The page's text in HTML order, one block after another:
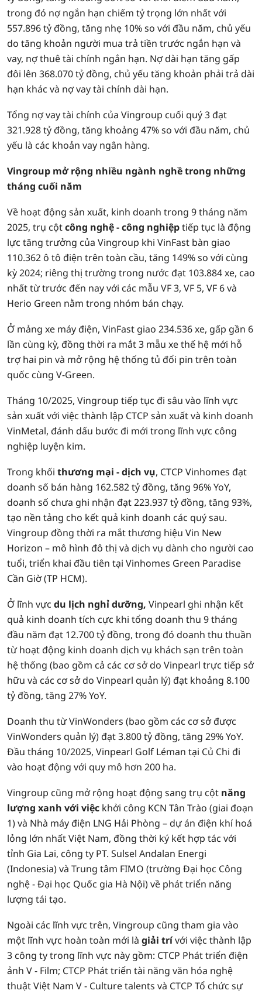
trong đó nợ ngắn hạn chiếm tỷ trọng lớn nhất với
557.896 tỷ đồng, tăng nhẹ 10% so với đầu năm, chủ yếu
do tăng khoản người mua trả tiền trước ngắn hạn và
vay, nợ thuê tài chính ngắn hạn. Nợ dài hạn tăng gấp
đôi lên 368.070 tỷ đồng, chủ yếu tăng khoản phải trả dài
hạn khác và nợ vay tài chính dài hạn.
Tổng nợ vay tài chính của Vingroup cuối quý 3 đạt
321.928 tỷ đồng, tăng khoảng 47% so với đầu năm, chủ
yếu là các khoản vay ngân hàng.
Vingroup mở rộng nhiều ngành nghề trong những
tháng cuối năm
Về hoạt động sản xuất, kinh doanh trong 9 tháng năm
2025, trụ cộtcông nghệ - công nghiệptiếp tục là động
lực tăng trưởng của Vingroup khi VinFast bàn giao
110.362 ô tô điện trên toàn cầu, tăng 149% so với cùng
kỳ 2024; riêng thị trường trong nước đạt 103.884 xe, cao
nhất từ trước đến nay với các mẫu VF 3, VF 5, VF 6 và
Herio Green nằm trong nhóm bán chạy.
Ở mảng xe máy điện, VinFast giao 234.536 xe, gấp gần 6
lần cùng kỳ, đồng thời ra mắt 3 mẫu xe thế hệ mới hỗ
trợ hai pin và mở rộng hệ thống tủ đổi pin trên toàn
quốc cùng V-Green.
Tháng 10/2025, Vingroup tiếp tục đi sâu vào lĩnh vực
sản xuất với việc thành lập CTCP sản xuất và kinh doanh
VinMetal, đánh dấu bước đi mới trong lĩnh vực công
nghiệp luyện kim.
Trong khối thương mại - dịch vụ, CTCP Vinhomes đạt
doanh số bán hàng 162.582 tỷ đồng, tăng 96% YoY,
doanh số chưa ghi nhận đạt 223.937 tỷ đồng, tăng 93%,
tạo nền tảng cho kết quả kinh doanh các quý sau.
Vingroup đồng thời ra mắt thương hiệu Vin New
Horizon – mô hình đô thị và dịch vụ dành cho người cao
tuổi, triển khai đầu tiên tại Vinhomes Green Paradise
Cần Giờ (TP HCM).
Ở lĩnh vực du lịch nghỉ dưỡng, Vinpearl ghi nhận kết
quả kinh doanh tích cực khi tổng doanh thu 9 tháng
đầu năm đạt 12.700 tỷ đồng, trong đó doanh thu thuần
từ hoạt động kinh doanh dịch vụ khách sạn trên toàn
hệ thống (bao gồm cả các cơ sở do Vinpearl trực tiếp sở
hữu và các cơ sở do Vinpearl quản lý) đạt khoảng 8.100
tỷ đồng, tăng 27% YoY.
Doanh thu từ VinWonders (bao gồm các cơ sở được
VinWonders quản lý) đạt 3.800 tỷ đồng, tăng 29% YoY.
Đầu tháng 10/2025, Vinpearl Golf Léman tại Củ Chi đi
vào hoạt động với quy mô hơn 200 ha.
Vingroup cũng mở rộng hoạt động sang trụ cột năng
lượng xanh với việc khởi công KCN Tân Trào (giai đoạn
1) và Nhà máy điện LNG Hải Phòng – dự án điện khí hoá
lỏng lớn nhất Việt Nam, đồng thời ký kết hợp tác với
tỉnh Gia Lai, công ty PT. Sulsel Andalan Energi
(Indonesia) và Trung tâm FIMO (trường Đại học Công
nghệ - Đại học Quốc gia Hà Nội) về phát triển năng
lượng tái tạo.
Ngoài các lĩnh vực trên, Vingroup cũng tham gia vào
một lĩnh vực hoàn toàn mới là giải trívới việc thành lập
3 công ty trong lĩnh vực này gồm: CTCP Phát triển điện
ảnh V - Film; CTCP Phát triển tài năng văn hóa nghệ
thuật Việt Nam V - Culture talents và CTCP Tổ chức sự